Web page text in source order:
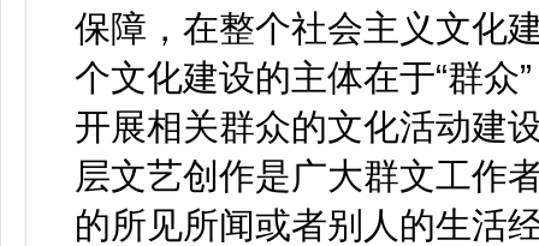
保障，在整个社会主义文化
个文化建设的主体在于“群众
开展相关群众的文化活动建
层文艺创作是广大群文工作
的所见所闻或者别人的生活